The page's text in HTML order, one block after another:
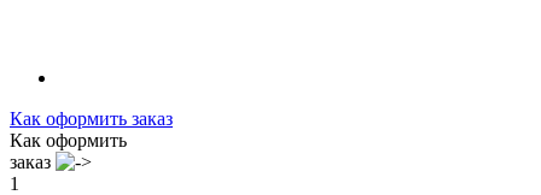
Как оформить заказ
Как оформить
заказ
1